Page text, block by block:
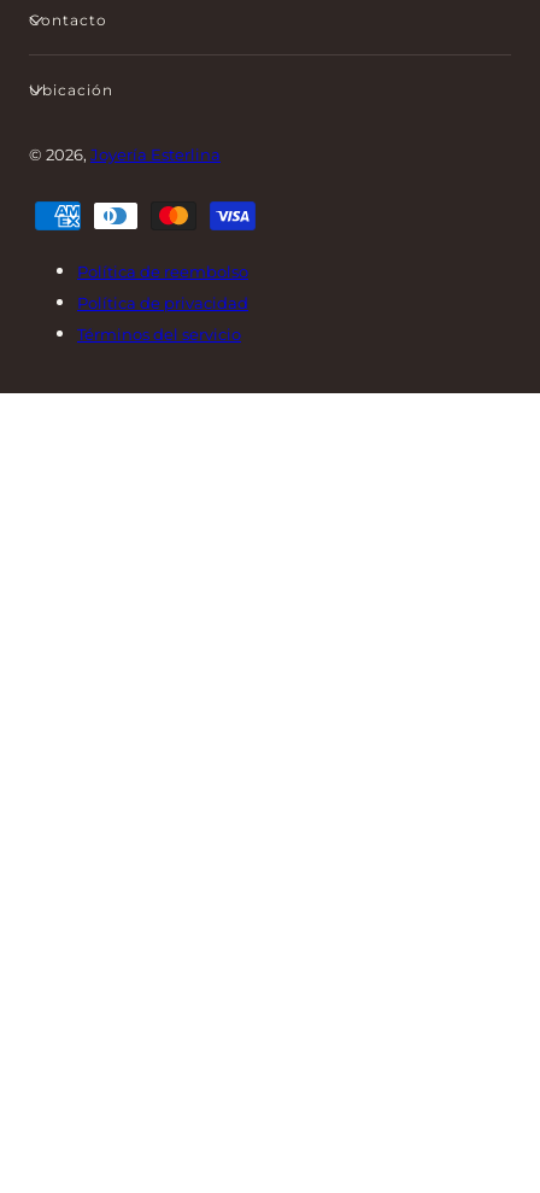
Contacto
Ubicación
© 2026, Joyería Esterlina
Métodos
de
Política de reembolso
Política de privacidad
Términos del servicio